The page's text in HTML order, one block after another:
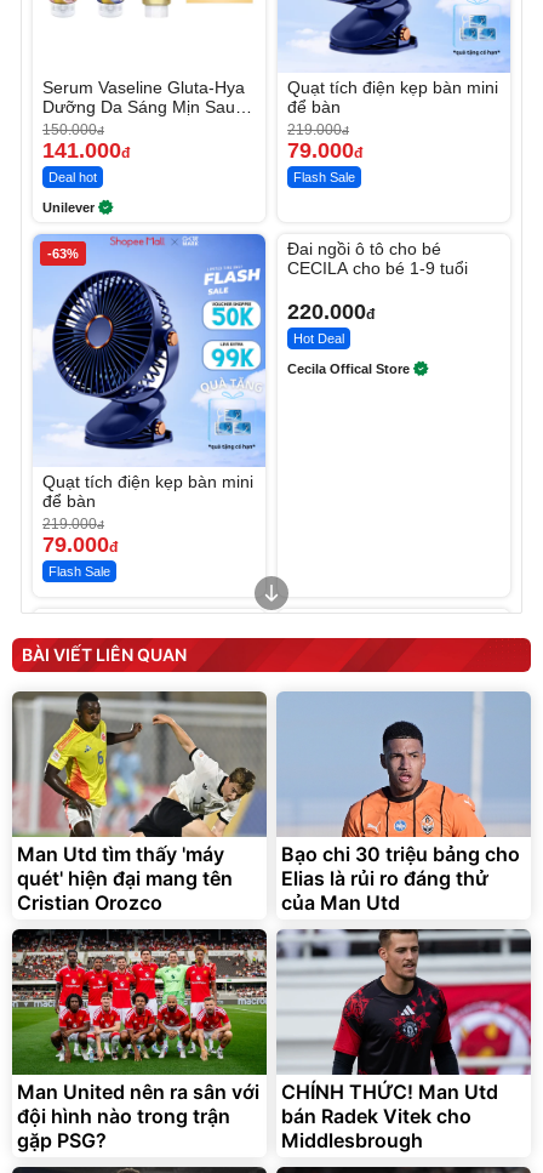
Serum Vaseline Gluta-Hya
Dưỡng Da Sáng Mịn Sau 7
Ngày
150.000đ
141.000đ
Deal hot
Unilever
Quạt tích điện kẹp bàn mini
để bàn
219.000đ
79.000đ
Flash Sale
-63%
Quạt tích điện kẹp bàn mini
để bàn
219.000đ
79.000đ
Flash Sale
Đai ngồi ô tô cho bé
CECILA cho bé 1-9 tuổi
220.000đ
Hot Deal
Cecila Offical Store
tức thì Vaseline Body
190.000đ
138.330đ
Discount
D2-001 - Thông Minh
3.000.000
2.200.000đ
Unmute
Vali Bamozo Khung Nhôm
9066 Size 20/24/28 Cao
Cấp
1.000.000đ
825.000đ
Flash Sale
Lót ghế ôtô, nâng lưng
chống nóng giúp thoải mái
trong di chuyển
295.000đ
Đã bán nhiều
BÀI VIẾT LIÊN QUAN
Man Utd tìm thấy 'máy
quét' hiện đại mang tên
Cristian Orozco
Bạo chi 30 triệu bảng cho
Elias là rủi ro đáng thử
của Man Utd
Man United nên ra sân với
đội hình nào trong trận
gặp PSG?
CHÍNH THỨC! Man Utd
bán Radek Vitek cho
Middlesbrough